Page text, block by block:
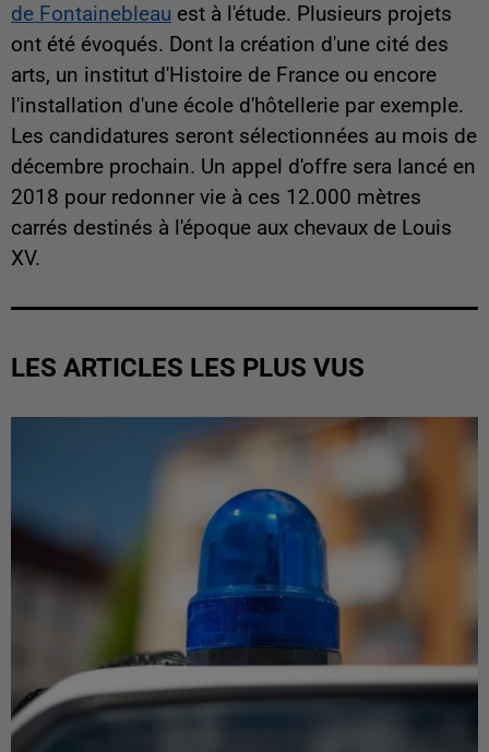
de Fontainebleau est à l'étude. Plusieurs projets
ont été évoqués. Dont la création d'une cité des
arts, un institut d'Histoire de France ou encore
l'installation d'une école d'hôtellerie par exemple.
Les candidatures seront sélectionnées au mois de
décembre prochain. Un appel d'offre sera lancé en
2018 pour redonner vie à ces 12.000 mètres
carrés destinés à l'époque aux chevaux de Louis
XV.
LES ARTICLES LES PLUS VUS